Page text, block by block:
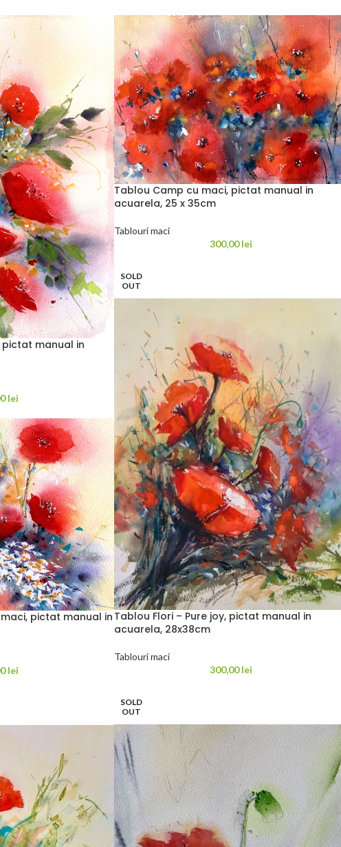
manual in
lei
Tablou Camp cu maci, pictat manual in
acuarela, 25 x 35cm
Tablouri maci
300,00lei
SOLD
OUT
Tablou Flori – Pure joy, pictat manual in
acuarela, 28x38cm
Tablouri maci
300,00lei
pictat manual in
lei
SOLD
OUT